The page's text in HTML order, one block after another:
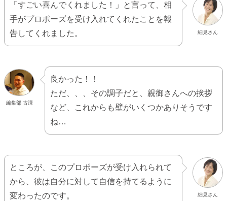
細見さん
「すごい喜んでくれました！」と言って、相
手がプロポーズを受け入れてくれたことを報
告してくれました。
編集部 古澤
良かった！！
ただ、、、その調子だと、親御さんへの挨拶
など、これからも壁がいくつかありそうです
ね…
細見さん
ところが、このプロポーズが受け入れられて
から、彼は自分に対して自信を持てるように
変わったのです。